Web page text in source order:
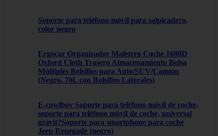
Soporte para teléfono móvil para salpicadero,
color negro
Ergocar Organizador Maletero Coche 1680D
Oxford Cloth Trasero Almacenamiento Bolsa
Múltiples Bolsillos para Auto/SUV/Camión
(Negro, 70L con Bolsillos Laterales)
E-cowlboy Soporte para teléfono móvil de coche,
soporte para teléfono móvil de coche, universal
gravit?Soporte para smartphone para coche
Jeep Renegade (negro)